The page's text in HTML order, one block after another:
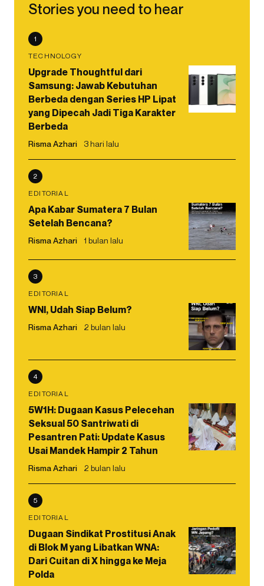
Stories you need to hear
1
TECHNOLOGY
Upgrade Thoughtful dari
Samsung: Jawab Kebutuhan
Berbeda dengan Series HP Lipat
yang Dipecah Jadi Tiga Karakter
Berbeda
Risma Azhari 3 hari lalu
2
EDITORIAL
Apa Kabar Sumatera 7 Bulan
Setelah Bencana?
Risma Azhari 1 bulan lalu
3
EDITORIAL
WNI, Udah Siap Belum?
Risma Azhari 2 bulan lalu
4
EDITORIAL
5W1H: Dugaan Kasus Pelecehan
Seksual 50 Santriwati di
Pesantren Pati: Update Kasus
Usai Mandek Hampir 2 Tahun
Risma Azhari 2 bulan lalu
5
EDITORIAL
Dugaan Sindikat Prostitusi Anak
di Blok M yang Libatkan WNA:
Dari Cuitan di X hingga ke Meja
Polda